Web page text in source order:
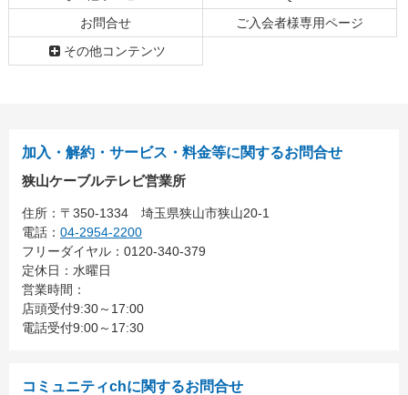
お問合せ
ご入会者様専用ページ
その他コンテンツ
加入・解約・サービス・料金等に関するお問合せ
狭山ケーブルテレビ営業所
住所： 〒350-1334 埼玉県狭山市狭山20-1
電話： 04-2954-2200
フリーダイヤル：0120-340-379
定休日：水曜日
営業時間：
店頭受付9:30～17:00
電話受付9:00～17:30
コミュニティchに関するお問合せ